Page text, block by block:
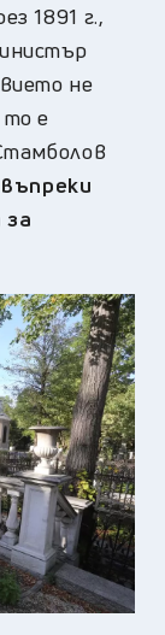
1891 г.,
не
е
въпреки